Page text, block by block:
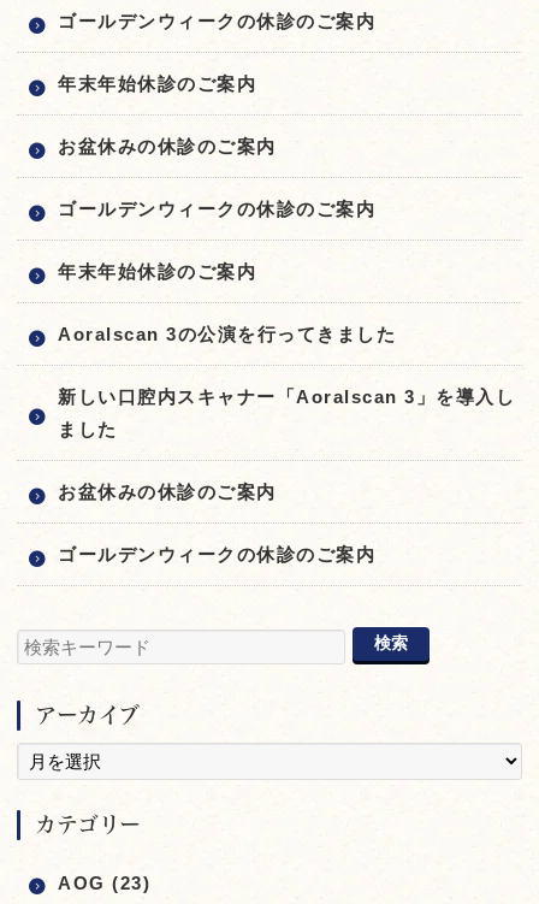
ゴールデンウィークの休診のご案内
年末年始休診のご案内
お盆休みの休診のご案内
ゴールデンウィークの休診のご案内
年末年始休診のご案内
Aoralscan 3の公演を行ってきました
新しい口腔内スキャナー「Aoralscan 3」を導入し
ました
お盆休みの休診のご案内
ゴールデンウィークの休診のご案内
アーカイブ
カテゴリー
AOG (23)